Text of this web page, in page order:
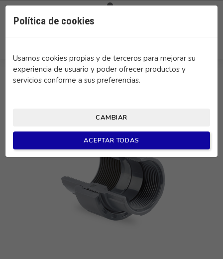
Política de cookies
Usamos cookies propias y de terceros para mejorar su
experiencia de usuario y poder ofrecer productos y
servicios conforme a sus preferencias.
CAMBIAR
ACEPTAR TODAS